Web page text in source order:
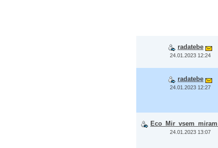
radatebe
24.01.2023 12:24
radatebe
24.01.2023 12:27
24.01.2023 13:07